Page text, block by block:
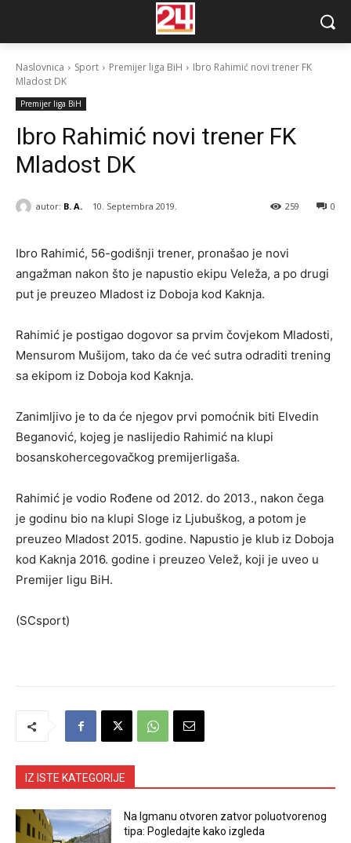
Naslovnica Sport Premijer liga BiH
Ibro Rahimić novi trener FK
Mladost DK
Premijer liga BiH
Ibro Rahimić novi trener FK
Mladost DK
autor: B. A. 10. Septembra 2019. 0
259
Ibro Rahimić, 56-godišnji trener, pronašao je novi
angažman nakon što je napustio ekipu Veleža, a po drugi
put je preuzeo Mladost iz Doboja kod Kaknja.
Rahimić je postigao dogovor sa prvim čovjekom Mladosti,
Mensurom Mušijom, tako da će već sutra odraditi trening
sa ekipom iz Doboja kod Kaknja.
Zanimljivo je to da će njegov prvi pomoćnik biti Elvedin
Beganović, kojeg je naslijedio Rahimić na klupi
bosanskohercegovačkog premijerligaša.
Rahimić je vodio Rođene od 2012. do 2013., nakon čega
je godinu bio na klupi Sloge iz Ljubuškog, a potom je
preuzeo Mladost 2015. godine. Napustio je klub iz Doboja
kod Kaknja 2016. godine i preuzeo Velež, koji je uveo u
Premijer ligu BiH.
(SCsport)
IZ ISTE KATEGORIJE
Na Igmanu otvoren zatvor poluotvorenog
tipa: Pogledajte kako izgleda